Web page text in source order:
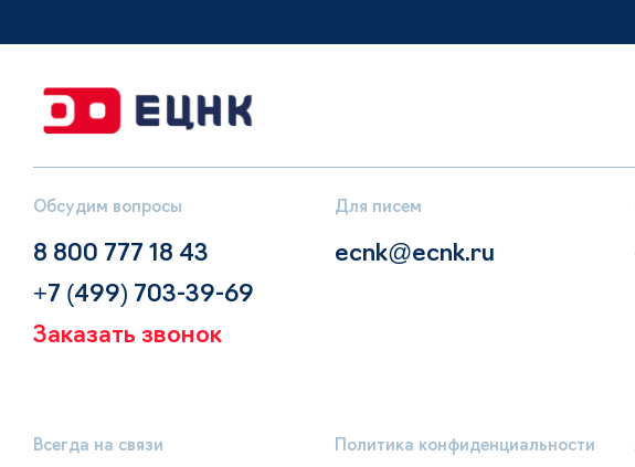
Обсудим вопросы
8 800 777 18 43
+7 (499) 703-39-69
Заказать звонок
Для писем
ecnk@ecnk.ru
Всегда на связи Политика конфиденциальности